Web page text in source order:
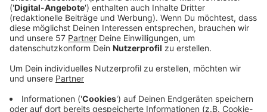
Veröffentlicht:Samstag, 27.06.2026 21:49
Anzeige
Als seine Schwester unerwartet stirbt, wird Filips Welt
vor der Entscheidung, die Verantwortung für ihre kleine